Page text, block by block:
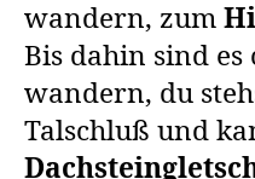
wandern, zum
Bis dahin sind es
wandern, du
Talschluß und